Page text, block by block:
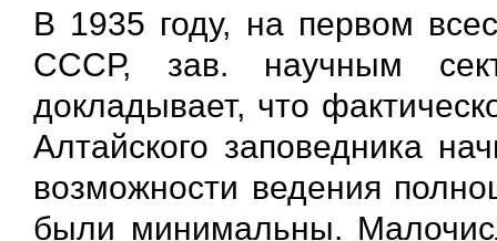
В 1935 году, на первом
СССР, зав. научным
докладывает, что
Алтайского заповедника
возможности ведения
были минимальны.